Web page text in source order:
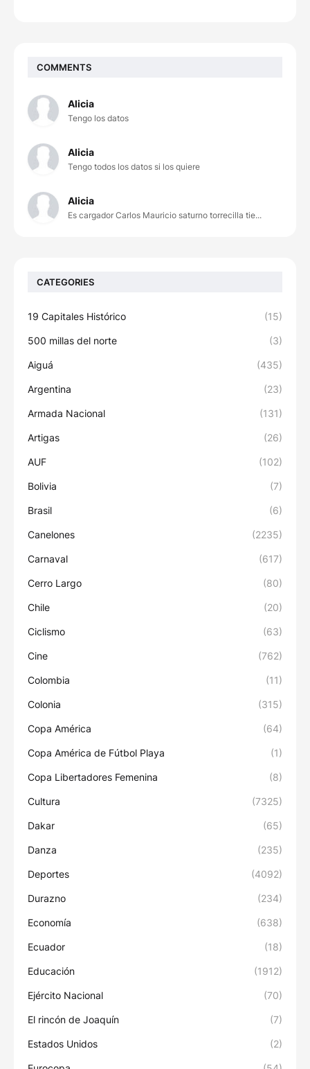
COMMENTS
Alicia
Tengo los datos
Alicia
Tengo todos los datos si los quiere
Alicia
Es cargador Carlos Mauricio saturno torrecilla tie...
CATEGORIES
19 Capitales Histórico (15)
500 millas del norte (3)
Aiguá (435)
Argentina (23)
Armada Nacional (131)
Artigas (26)
AUF (102)
Bolivia (7)
Brasil (6)
Canelones (2235)
Carnaval (617)
Cerro Largo (80)
Chile (20)
Ciclismo (63)
Cine (762)
Colombia (11)
Colonia (315)
Copa América (64)
Copa América de Fútbol Playa (1)
Copa Libertadores Femenina (8)
Cultura (7325)
Dakar (65)
Danza (235)
Deportes (4092)
Durazno (234)
Economía (638)
Ecuador (18)
Educación (1912)
Ejército Nacional (70)
El rincón de Joaquín (7)
Estados Unidos (2)